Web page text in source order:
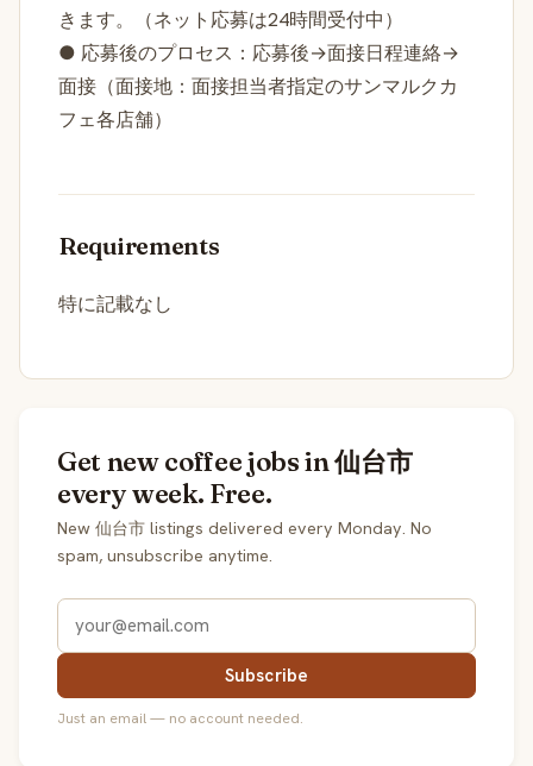
きます。（ネット応募は24時間受付中）
● 応募後のプロセス：応募後→面接日程連絡→
面接（面接地：面接担当者指定のサンマルクカ
フェ各店舗）
Requirements
特に記載なし
Get new coffee jobs in 仙台市
every week. Free.
New 仙台市 listings delivered every Monday. No
spam, unsubscribe anytime.
Subscribe
Just an email — no account needed.